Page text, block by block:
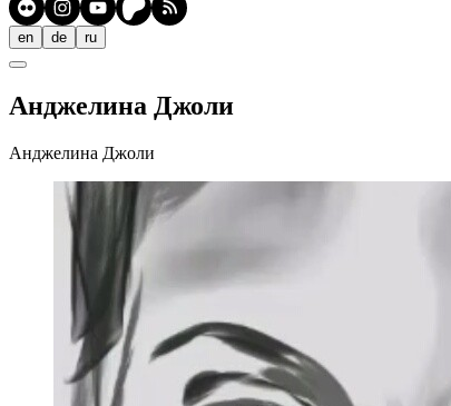
en de ru
Анджелина Джоли
Анджелина Джоли